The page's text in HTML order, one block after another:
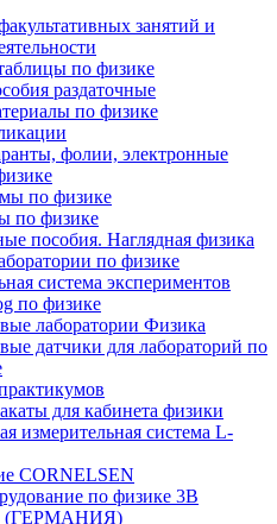
занятий и
по физике
раздаточные
по физике
фолии, электронные
по физике
по физике
пособия. Наглядная физика
по физике
система экспериментов
по физике
лаборатории Физика
датчики для лабораторий по
для кабинета физики
измерительная система L-
CORNELSEN
по физике 3B
(ГЕРМАНИЯ)